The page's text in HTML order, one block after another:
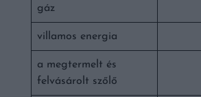
gáz
villamos energia
a megtermelt és
felvásárolt szőlő